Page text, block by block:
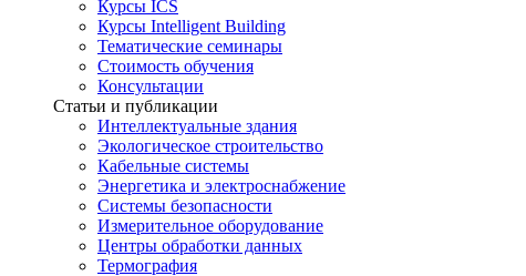
Курсы ICS
Курсы Intelligent Building
Тематические семинары
Стоимость обучения
Консультации
Статьи и публикации
Интеллектуальные здания
Экологическое строительство
Кабельные системы
Энергетика и электроснабжение
Системы безопасности
Измерительное оборудование
Центры обработки данных
Термография